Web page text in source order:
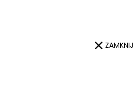
Kontakt
ZAMKNIJ